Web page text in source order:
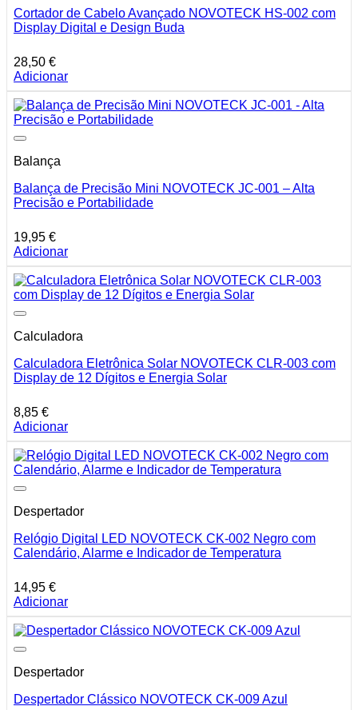
Cortador de Cabelo Avançado NOVOTECK HS-002 com
Display Digital e Design Buda
28,50 €
Adicionar
Balança
Balança de Precisão Mini NOVOTECK JC-001 – Alta
Precisão e Portabilidade
19,95 €
Adicionar
Calculadora
Calculadora Eletrônica Solar NOVOTECK CLR-003 com
Display de 12 Dígitos e Energia Solar
8,85 €
Adicionar
Despertador
Relógio Digital LED NOVOTECK CK-002 Negro com
Calendário, Alarme e Indicador de Temperatura
14,95 €
Adicionar
Despertador
Despertador Clássico NOVOTECK CK-009 Azul